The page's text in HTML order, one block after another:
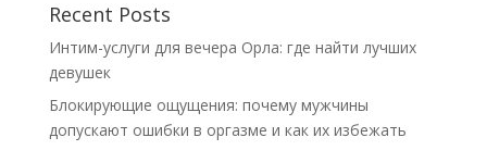
Recent Posts
Интим-услуги для вечера Орла: где найти лучших
девушек
Блокирующие ощущения: почему мужчины
допускают ошибки в оргазме и как их избежать